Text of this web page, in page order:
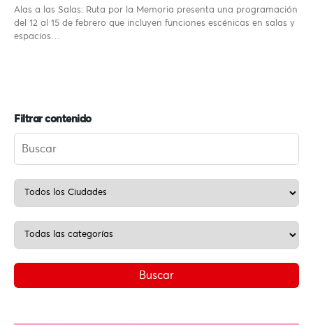
Alas a las Salas: Ruta por la Memoria presenta una programación
del 12 al 15 de febrero que incluyen funciones escénicas en salas y
espacios…
Filtrar contenido